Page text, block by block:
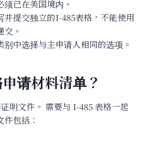
须已在美国境内。
并提交独立的I-485表格，不能使用
交。
别中选择与主申请人相同的选项。
请材料清单？
明文件。 需要与 I-485 表格一起
包括：